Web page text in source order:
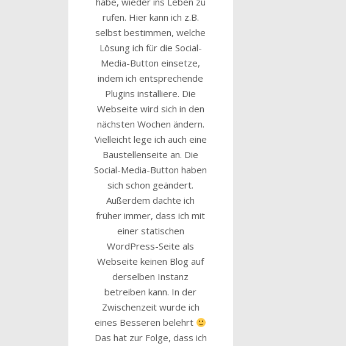
rufen. Hier kann ich z.B.
selbst bestimmen, welche
Lösung ich für die Social-
Media-Button einsetze,
indem ich entsprechende
Plugins installiere. Die
Webseite wird sich in den
nächsten Wochen ändern.
Vielleicht lege ich auch eine
Baustellenseite an. Die
Social-Media-Button haben
sich schon geändert.
Außerdem dachte ich
früher immer, dass ich mit
einer statischen
WordPress-Seite als
Webseite keinen Blog auf
derselben Instanz
betreiben kann. In der
Zwischenzeit wurde ich
eines Besseren belehrt
Das hat zur Folge, dass ich